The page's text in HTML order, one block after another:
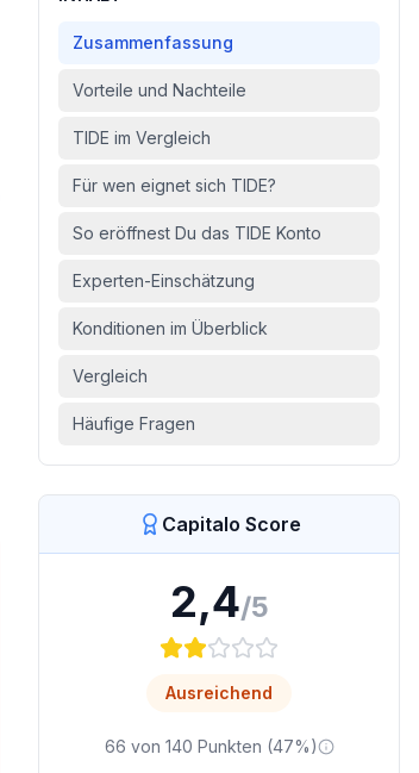
Zusammenfassung
Vorteile und Nachteile
TIDE im Vergleich
Für wen eignet sich TIDE?
So eröffnest Du das TIDE Konto
Experten-Einschätzung
Konditionen im Überblick
Vergleich
Häufige Fragen
Capitalo Score
2,4/5
Ausreichend
66 von 140 Punkten (47%)